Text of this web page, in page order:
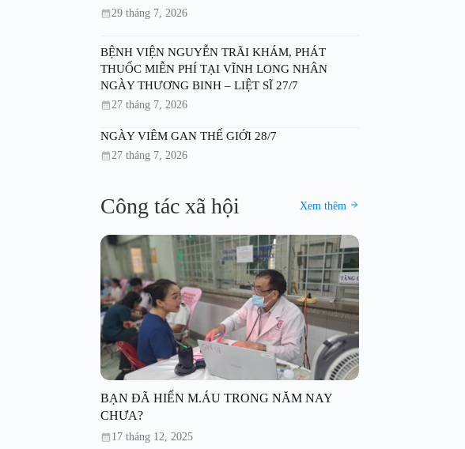
29 tháng 7, 2026
BỆNH VIỆN NGUYỄN TRÃI KHÁM, PHÁT
THUỐC MIỄN PHÍ TẠI VĨNH LONG NHÂN
NGÀY THƯƠNG BINH – LIỆT SĨ 27/7
27 tháng 7, 2026
NGÀY VIÊM GAN THẾ GIỚI 28/7
27 tháng 7, 2026
Công tác xã hội Xem thêm
BẠN ĐÃ HIẾN M.ÁU TRONG NĂM NAY
CHƯA?
17 tháng 12, 2025